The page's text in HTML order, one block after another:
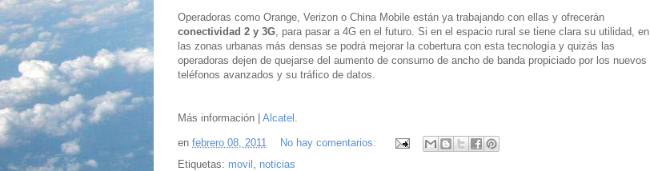
Operadoras como Orange, Verizon o China Mobile están ya trabajando con ellas y ofrecerán
conectividad 2 y 3G, para pasar a 4G en el futuro. Si en el espacio rural se tiene clara su utilidad, en
las zonas urbanas más densas se podrá mejorar la cobertura con esta tecnología y quizás las
operadoras dejen de quejarse del aumento de consumo de ancho de banda propiciado por los nuevos
teléfonos avanzados y su tráfico de datos.
Más información | Alcatel .
en febrero 08, 2011
No hay comentarios:
Etiquetas: movil , noticias